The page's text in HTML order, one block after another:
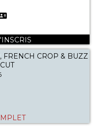
FRENCH CROP & BUZZ
CUT